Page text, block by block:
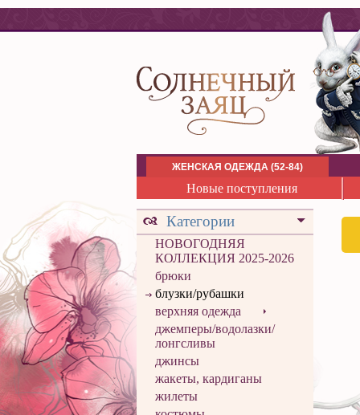
ЖЕНСКАЯ ОДЕЖДА (52-84)
Новые поступления
Категории
НОВОГОДНЯЯ
КОЛЛЕКЦИЯ 2025-2026
брюки
блузки/рубашки
верхняя одежда
джемперы/водолазки/
лонгсливы
джинсы
жакеты, кардиганы
жилеты